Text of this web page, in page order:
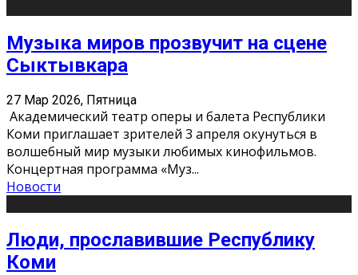
Музыка миров прозвучит на сцене
Сыктывкара
27 Мар 2026, Пятница
Академический театр оперы и балета Республики
Коми приглашает зрителей 3 апреля окунуться в
волшебный мир музыки любимых кинофильмов.
Концертная программа «Муз...
Новости
Люди, прославившие Республику
Коми